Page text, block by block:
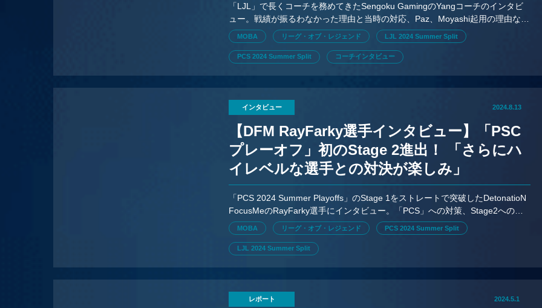
「LJL」で長くコーチを務めてきたSengoku GamingのYangコーチのインタビ
ュー。戦績が振るわなかった理由と当時の対応、Paz、Moyashi起用の理由など
を赤裸々に語ってくれた。
MOBA リーグ・オブ・レジェンド LJL 2024 Summer Split
PCS 2024 Summer Split コーチインタビュー
インタビュー 2024.8.13
【DFM RayFarky選手インタビュー】「PSC
プレーオフ」初のStage 2進出！ 「さらにハ
イレベルな選手との対決が楽しみ」
「PCS 2024 Summer Playoffs」のStage 1をストレートで突破したDetonatioN
FocusMeのRayFarky選手にインタビュー。「PCS」への対策、Stage2への意
気込みを聞いた。
MOBA リーグ・オブ・レジェンド PCS 2024 Summer Split
LJL 2024 Summer Split
レポート 2024.5.1